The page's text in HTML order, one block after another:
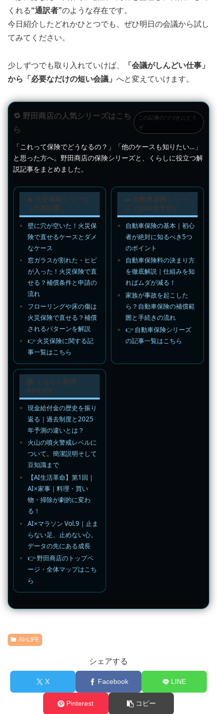
くれる“通訳者”のような存在です。
今日紹介したどれかひとつでも、ぜひ明日の会議から試し
てみてください。
少しずつでも取り入れていけば、
「会議がしんどい仕事」
から「必要なだけの短い会議」 へと変えていけます。
🔁 野田商店の人気シリーズはこち
ら
この記事のつづきにどう
ぞ
「これって保険でどうなるの？」「他のケースも知りたい…」
と思った方へ。野田商店の保険シリーズと、くらしに役立つ解
説記事をまとめました。
🔥 火災保険シリーズ
（代表記事）
壁に穴が空いた！火災保
険で直せるケースとダメ
なケース
窓ガラスが割れた・ヒビ
が入った！火災保険で直
せる？補償条件と申請の
流れ
フローリングや床の傷は
火災保険で直せる？補償
されるパターンを解説
👉 火災保険に関する記
事一覧はこちら
🚗 自動車保険シリー
ズ（全20本予定）
自動車保険の基本｜初心
者が絶対に知るべき5つ
のポイント
自動車保険料の決まり方
を徹底解説｜仕組みを知
ればムダが減る！
家族が事故を起こした
ら？自動車保険の補償範
囲と手続きの流れ
👉 自動車保険シリーズ
の記事一覧はこちら
🏠 くらしと制度・
AI×LIFE
現金給付金の歴史を振り
返る｜過去制度と2025
年予測の違いとは？
火山の噴火警戒レベルに
ついて。簡潔説明そして
豆知識まで
【AI生活革命】第1回｜
AI×家事｜料理・買い
物・掃除が劇的に変わ
る！
AI×マラソン Vol.9｜止ま
らない足、止めない心。
データの先にある成長
👉 野田商店のトップペ
ージ・全体マップはこち
ら
AI×LIFE
シェアする
X Facebook LINE
Pinterest コピー